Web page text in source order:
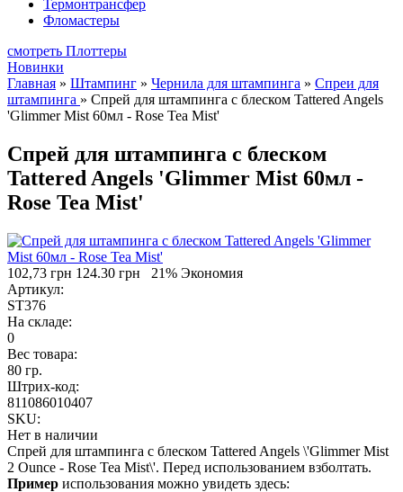
Термонтрансфер
Фломастеры
смотреть Плоттеры
Новинки
Главная » Штампинг » Чернила для штампинга » Спреи для
штампинга » Спрей для штампинга с блеском Tattered Angels
'Glimmer Mist 60мл - Rose Tea Mist'
Спрей для штампинга с блеском
Tattered Angels 'Glimmer Mist 60мл -
Rose Tea Mist'
102,73 грн 124.30 грн
21% Экономия
Артикул:
ST376
На складе:
0
Вес товара:
80 гр.
Штрих-код:
811086010407
SKU:
Нет в наличии
Спрей для штампинга с блеском Tattered Angels \'Glimmer Mist
2 Ounce - Rose Tea Mist\'. Перед использованием взболтать.
Пример использования можно увидеть здесь: